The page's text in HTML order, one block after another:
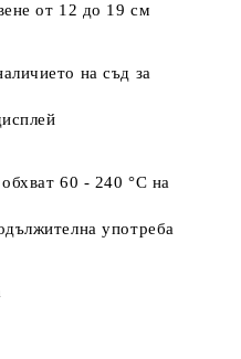
от 12 до 19 см
на съд за
60 - 240 °C на
употреба